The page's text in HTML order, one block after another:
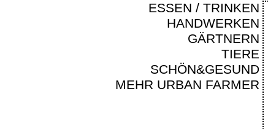
ESSEN / TRINKEN
HANDWERKEN
GÄRTNERN
TIERE
SCHÖN&GESUND
MEHR URBAN FARMER